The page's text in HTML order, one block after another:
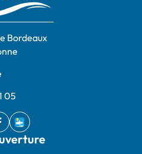
Bordeaux
05
dans un nouvel onglet)
IntraMuros
(ouverture dans un nouvel